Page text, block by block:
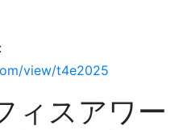
view/t4e2025
ィスアワー